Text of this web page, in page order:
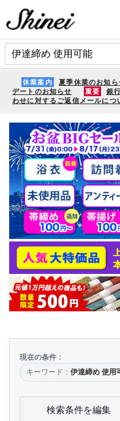
休業案内 夏季休業のお知
デートのお知らせ
重要 銀
わせに対するご返信メールにつ
現在の条件：
キーワード： 伊達締め 使用
検索条件を編集